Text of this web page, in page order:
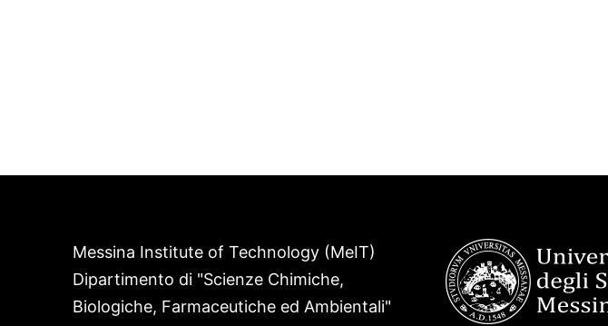
Messina Institute of Technology (MeIT)
Dipartimento di "Scienze Chimiche,
Biologiche, Farmaceutiche ed Ambientali"